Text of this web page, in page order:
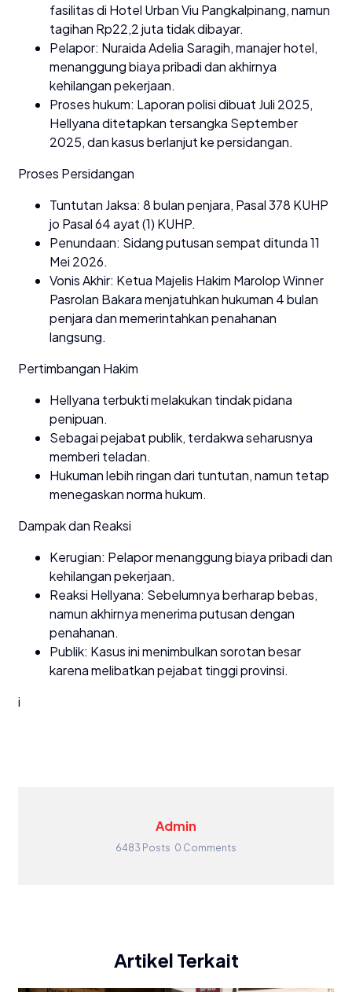
fasilitas di Hotel Urban Viu Pangkalpinang, namun
tagihan Rp22,2 juta tidak dibayar.
Pelapor: Nuraida Adelia Saragih, manajer hotel,
menanggung biaya pribadi dan akhirnya
kehilangan pekerjaan.
Proses hukum: Laporan polisi dibuat Juli 2025,
Hellyana ditetapkan tersangka September
2025, dan kasus berlanjut ke persidangan.
Proses Persidangan
Tuntutan Jaksa: 8 bulan penjara, Pasal 378 KUHP
jo Pasal 64 ayat (1) KUHP.
Penundaan: Sidang putusan sempat ditunda 11
Mei 2026.
Vonis Akhir: Ketua Majelis Hakim Marolop Winner
Pasrolan Bakara menjatuhkan hukuman 4 bulan
penjara dan memerintahkan penahanan
langsung.
Pertimbangan Hakim
Hellyana terbukti melakukan tindak pidana
penipuan.
Sebagai pejabat publik, terdakwa seharusnya
memberi teladan.
Hukuman lebih ringan dari tuntutan, namun tetap
menegaskan norma hukum.
Dampak dan Reaksi
Kerugian: Pelapor menanggung biaya pribadi dan
kehilangan pekerjaan.
Reaksi Hellyana: Sebelumnya berharap bebas,
namun akhirnya menerima putusan dengan
penahanan.
Publik: Kasus ini menimbulkan sorotan besar
karena melibatkan pejabat tinggi provinsi.
i
Admin
6483 Posts 0 Comments
Artikel Terkait